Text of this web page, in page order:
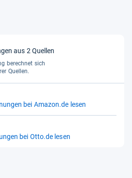
n
54,0 cm
1414386
C
aus 2 Quellen
berechnet sich
Quellen.
bei Amazon.de lesen
bei Otto.de lesen